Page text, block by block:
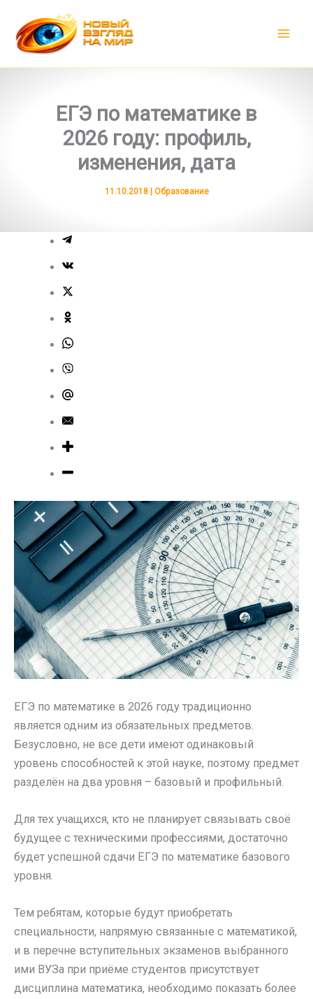
содержимому
ЕГЭ по математике в
2026 году: профиль,
изменения, дата
11.10.2018 | Образование
ЕГЭ по математике в 2026 году традиционно
является одним из обязательных предметов.
Безусловно, не все дети имеют одинаковый
уровень способностей к этой науке, поэтому предмет
разделён на два уровня – базовый и профильный.
Для тех учащихся, кто не планирует связывать своё
будущее с техническими профессиями, достаточно
будет успешной сдачи ЕГЭ по математике базового
уровня.
Тем ребятам, которые будут приобретать
специальности, напрямую связанные с математикой,
и в перечне вступительных экзаменов выбранного
ими ВУЗа при приёме студентов присутствует
дисциплина математика, необходимо показать более